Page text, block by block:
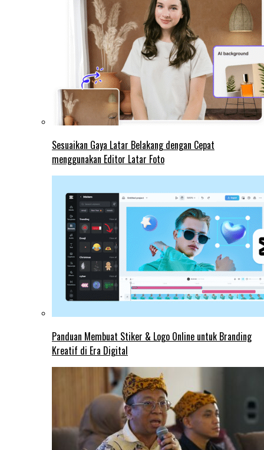
Sesuaikan Gaya Latar Belakang dengan Cepat
menggunakan Editor Latar Foto
Panduan Membuat Stiker & Logo Online untuk Branding
Kreatif di Era Digital